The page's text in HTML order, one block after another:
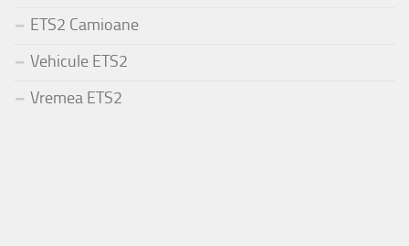
ETS2 Camioane
Vehicule ETS2
Vremea ETS2